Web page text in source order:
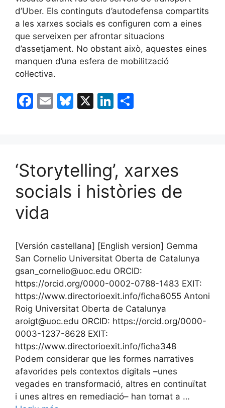
d’Uber. Els continguts d’autodefensa compartits
a les xarxes socials es configuren com a eines
que serveixen per afrontar situacions
d’assetjament. No obstant això, aquestes eines
manquen d’una esfera de mobilització
col·lectiva.
F
b
o
o
k
E
Bl
k
y
X
Li
dI
n
ar
te
ix
‘Storytelling’, xarxes
socials i històries de
vida
[Versión castellana] [English version] Gemma
San Cornelio Universitat Oberta de Catalunya
gsan_cornelio@uoc.edu ORCID:
https://orcid.org/0000-0002-0788-1483 EXIT:
https://www.directorioexit.info/ficha6055 Antoni
Roig Universitat Oberta de Catalunya
aroigt@uoc.edu ORCID: https://orcid.org/0000-
0003-1237-8628 EXIT:
https://www.directorioexit.info/ficha348
Podem considerar que les formes narratives
afavorides pels contextos digitals –unes
vegades en transformació, altres en continuïtat
i unes altres en remediació– han tornat a …